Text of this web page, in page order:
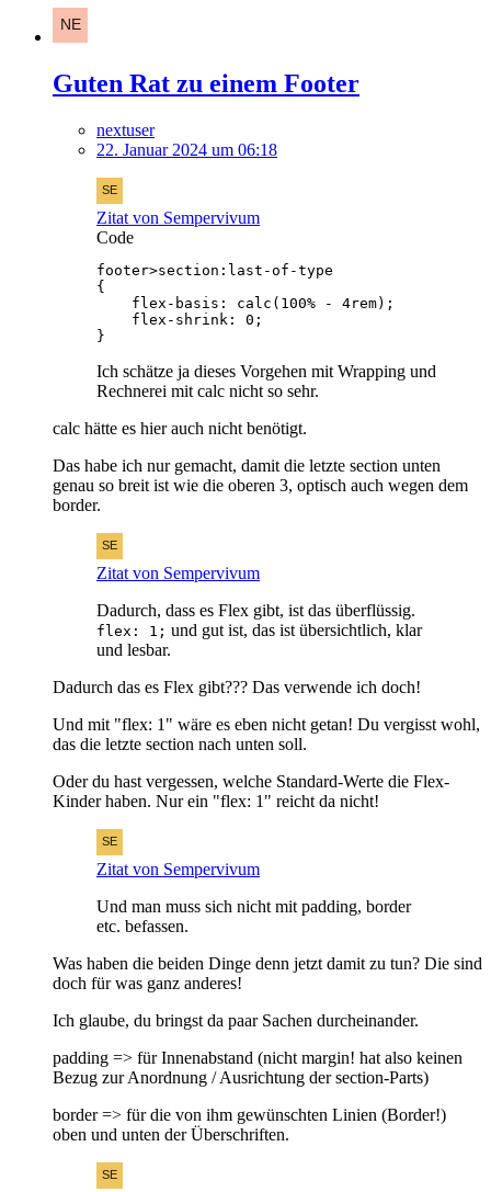
Guten Rat zu einem Footer
nextuser
22. Januar 2024 um 06:18
Zitat von Sempervivum
Code
}
Ich schätze ja dieses Vorgehen mit Wrapping und
Rechnerei mit calc nicht so sehr.
calc hätte es hier auch nicht benötigt.
Das habe ich nur gemacht, damit die letzte section unten
genau so breit ist wie die oberen 3, optisch auch wegen dem
border.
Zitat von Sempervivum
Dadurch, dass es Flex gibt, ist das überflüssig.
flex: 1; und gut ist, das ist übersichtlich, klar
und lesbar.
Dadurch das es Flex gibt??? Das verwende ich doch!
Und mit "flex: 1" wäre es eben nicht getan! Du vergisst wohl,
das die letzte section nach unten soll.
Oder du hast vergessen, welche Standard-Werte die Flex-
Kinder haben. Nur ein "flex: 1" reicht da nicht!
Zitat von Sempervivum
Und man muss sich nicht mit padding, border
etc. befassen.
Was haben die beiden Dinge denn jetzt damit zu tun? Die sind
doch für was ganz anderes!
Ich glaube, du bringst da paar Sachen durcheinander.
padding => für Innenabstand (nicht margin! hat also keinen
Bezug zur Anordnung / Ausrichtung der section-Parts)
border => für die von ihm gewünschten Linien (Border!)
oben und unten der Überschriften.